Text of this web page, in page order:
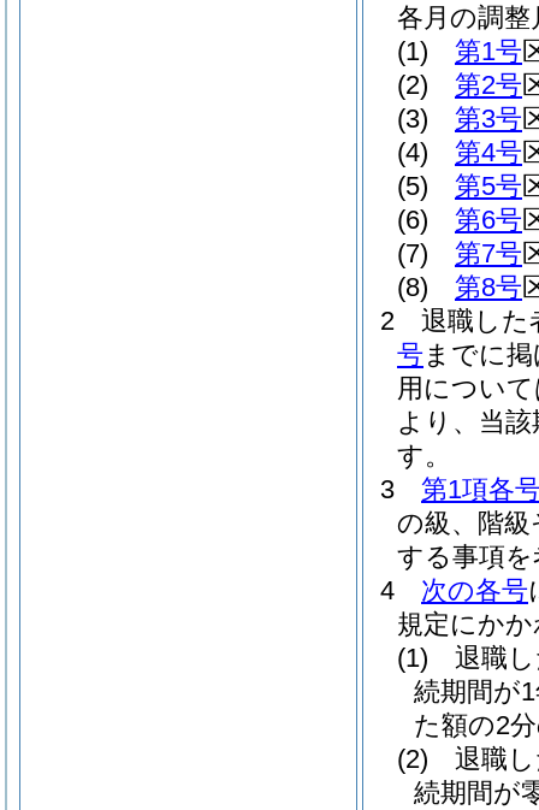
各月の調整
(1)
第1号
(2)
第2号
(3)
第3号
(4)
第4号
(5)
第5号
(6)
第6号
(7)
第7号
(8)
第8号
2
退職した
号までに
用につい
より、当
す。
3
第1項各
の級、階
する事項
4
次の各号
規定にか
(1)
退職
続期間が
た額の2
(2)
退職
続期間が